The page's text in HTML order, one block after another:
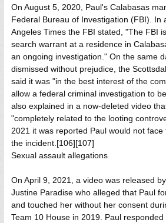
On August 5, 2020, Paul's Calabasas
Federal Bureau of Investigation (FBI). In
Angeles Times the FBI stated, "The FBI
search warrant at a residence in
an ongoing investigation." On the same
dismissed without prejudice, the
said it was "in the best interest of the
allow a federal criminal investigation to
also explained in a now-deleted video
"completely related to the looting
2021 it was reported Paul would not
the incident.[106][107]
Sexual assault allegations
On April 9, 2021, a video was released
Justine Paradise who alleged that Paul
and touched her without her consent
Team 10 House in 2019. Paul responded